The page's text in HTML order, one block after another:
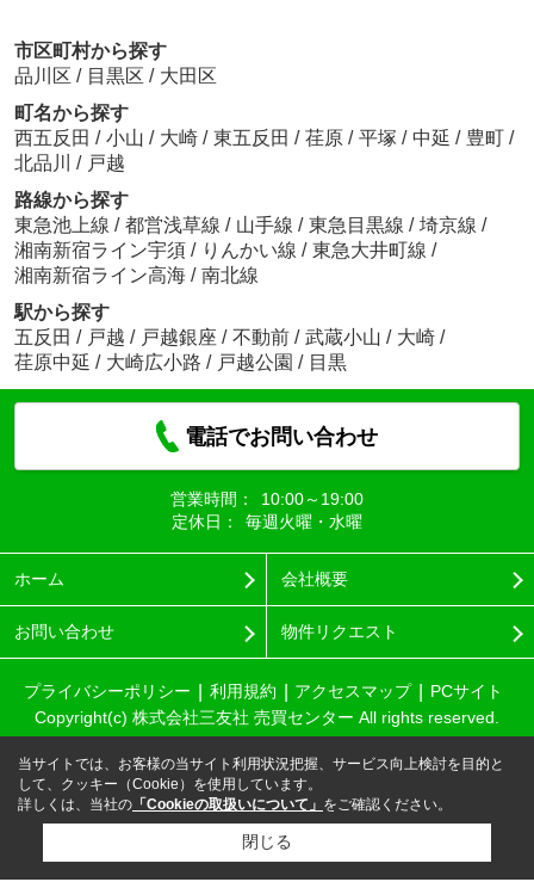
市区町村から探す
品川区 / 目黒区 / 大田区
町名から探す
西五反田 / 小山 / 大崎 / 東五反田 / 荏原 / 平塚 / 中延 / 豊町 /
北品川 / 戸越
路線から探す
東急池上線 / 都営浅草線 / 山手線 / 東急目黒線 / 埼京線 /
湘南新宿ライン宇須 / りんかい線 / 東急大井町線 /
湘南新宿ライン高海 / 南北線
駅から探す
五反田 / 戸越 / 戸越銀座 / 不動前 / 武蔵小山 / 大崎 /
荏原中延 / 大崎広小路 / 戸越公園 / 目黒
電話でお問い合わせ
営業時間：
10:00～19:00
定休日：
毎週火曜・水曜
ホーム 会社概要
お問い合わせ 物件リクエスト
プライバシーポリシー 利用規約 アクセスマップ
PCサイト
Copyright(c) 株式会社三友社 売買センター All rights reserved.
当サイトでは、お客様の当サイト利用状況把握、サービス向上検討を目的と
して、クッキー（Cookie）を使用しています。
詳しくは、当社の 「Cookieの取扱いについて」 をご確認ください。
閉じる